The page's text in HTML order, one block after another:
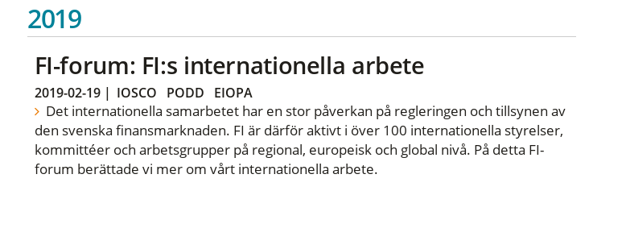
2019
FI-forum: FI:s internationella arbete
2019-02-19| IOSCO PODD EIOPA
Det internationella samarbetet har en stor påverkan på regleringen och tillsynen av
den svenska finansmarknaden. FI är därför aktivt i över 100 internationella styrelser,
kommittéer och arbetsgrupper på regional, europeisk och global nivå. På detta FI-
forum berättade vi mer om vårt internationella arbete.